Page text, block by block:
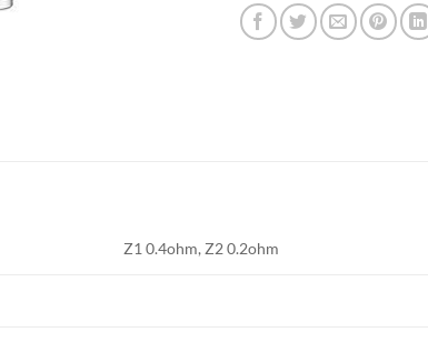
Z1 0.4ohm, Z2 0.2ohm